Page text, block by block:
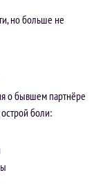
но больше не
о бывшем партнёре
боли: